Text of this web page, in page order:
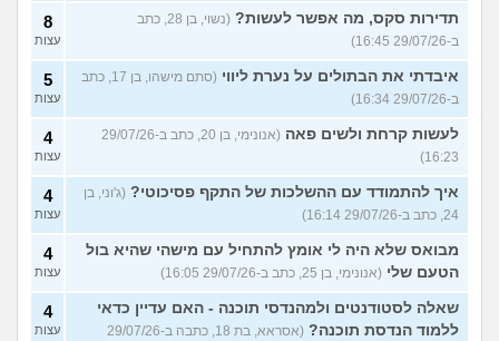
תדירות סקס, מה אפשר לעשות?
(נשוי, בן 28, כתב
ב-29/07/26 16:45)
8
עצות
איבדתי את הבתולים על נערת ליווי
(סתם מישהו, בן 17, כתב
ב-29/07/26 16:34)
5
עצות
לעשות קרחת ולשים פאה
(אנונימי, בן 20, כתב ב-29/07/26
16:23)
4
עצות
איך להתמודד עם ההשלכות של התקף פסיכוטי? (ג'וני, בן
24, כתב ב-29/07/26 16:14)
4
עצות
מבואס שלא היה לי אומץ להתחיל עם מישהי שהיא בול
הטעם שלי (אנונימי, בן 25, כתב ב-29/07/26 16:05)
4
עצות
שאלה לסטודנטים ולמהנדסי תוכנה - האם עדיין כדאי
ללמוד הנדסת תוכנה?
(אסראא, בת 18, כתבה ב-29/07/26
4
עצות